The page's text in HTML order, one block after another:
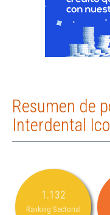
Resumen de
Interdental
1.132
Ranking Sectorial